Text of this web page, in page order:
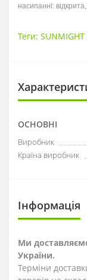
насипанні:
Теги:
ОСНОВНІ
Виробник
Країна виробник
Інформація
Ми
України.
Терміни